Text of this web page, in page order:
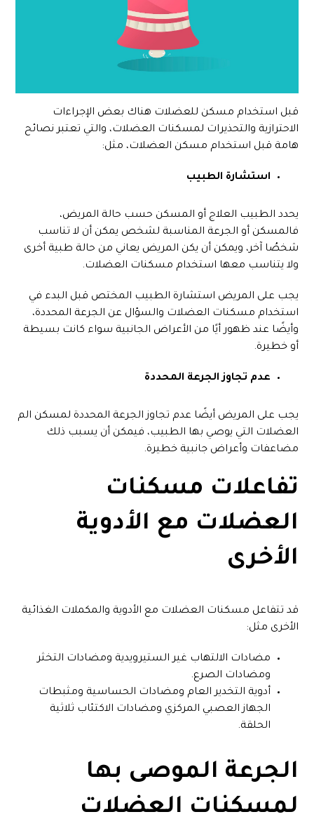
قبل استخدام مسكن للعضلات هناك بعض الإجراءات
الاحترازية والتحذيرات لمسكنات العضلات، والتي تعتبر نصائح
هامة قبل استخدام مسكن العضلات، مثل:
استشارة الطبيب
يحدد الطبيب العلاج أو المسكن حسب حالة المريض،
فالمسكن أو الجرعة المناسبة لشخص يمكن أن لا تناسب
شخصُا آخر، ويمكن أن يكن المريض يعاني من حالة طبية أخرى
ولا يتناسب معها استخدام مسكنات العضلات.
يجب على المريض استشارة الطبيب المختص قبل البدء في
استخدام مسكنات العضلات والسؤال عن الجرعة المحددة،
وأيضًا عند ظهور أيًا من الأعراض الجانبية سواء كانت بسيطة
أو خطيرة.
عدم تجاوز الجرعة المحددة
يجب على المريض أيضًا عدم تجاوز الجرعة المحددة لمسكن الم
العضلات التي يوصي بها الطبيب، فيمكن أن يسبب ذلك
مضاعفات وأعراض جانبية خطيرة.
تفاعلات مسكنات
العضلات مع الأدوية
الأخرى
قد تتفاعل مسكنات العضلات مع الأدوية والمكملات الغذائية
الأخرى مثل:
مضادات الالتهاب غير الستيرويدية ومضادات التخثر
ومضادات الصرع.
أدوية التخدير العام ومضادات الحساسية ومثبطات
الجهاز العصبي المركزي ومضادات الاكتئاب ثلاثية
الحلقة.
الجرعة الموصى بها
لمسكنات العضلات